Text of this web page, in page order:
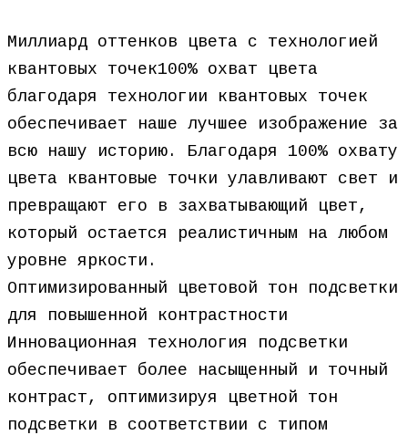
Миллиард оттенков цвета с технологией
квантовых точек100% охват цвета
благодаря технологии квантовых точек
обеспечивает наше лучшее изображение за
всю нашу историю. Благодаря 100% охвату
цвета квантовые точки улавливают свет и
превращают его в захватывающий цвет,
который остается реалистичным на любом
уровне яркости.
Оптимизированный цветовой тон подсветки
для повышенной контрастности
Инновационная технология подсветки
обеспечивает более насыщенный и точный
контраст, оптимизируя цветной тон
подсветки в соответствии с типом